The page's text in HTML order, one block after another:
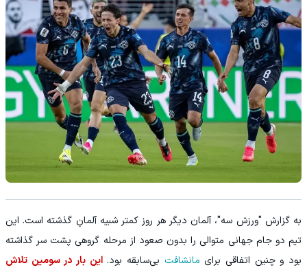
به گزارش "ورزش سه"، آلمان دیگر هر روز کمتر شبیه آلمانِ گذشته است. این
تیم دو جام جهانی متوالی را بدون صعود از مرحله گروهی پشت سر گذاشته
بود و چنین اتفاقی برای مانشافت بی‌سابقه بود.این بار در سومین تلاش